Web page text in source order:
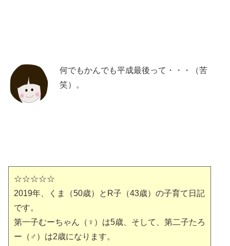
何でもかんでも平成最後って・・・（苦
笑）。
☆☆☆☆☆
2019年、くま（50歳）とR子（43歳）の子育て日記
です。
第一子むーちゃん（♀）は5歳、そして、第二子たろ
ー（♂）は2歳になります。